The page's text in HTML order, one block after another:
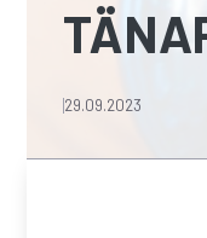
29.09.2023